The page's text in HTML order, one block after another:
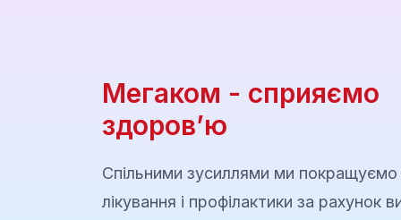
Мегаком - сприяємо
здоров’ю
Спільними зусиллями ми
лікування і профілактики за рахунок